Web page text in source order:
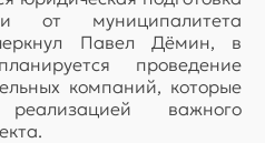
от муниципалитета
Павел Дёмин, в
проведение
компаний, которые
важного